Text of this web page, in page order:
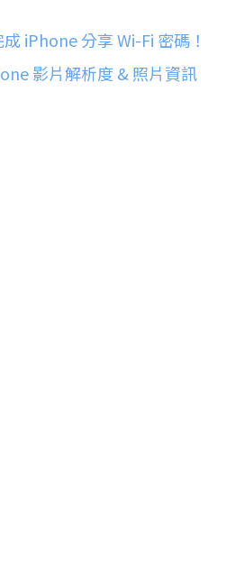
iPhone 分享 Wi-Fi 密碼！
影片解析度 & 照片資訊